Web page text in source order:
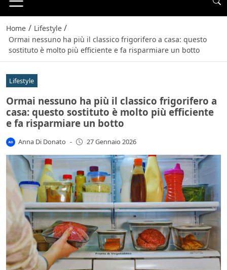
Home / Lifestyle /
Ormai nessuno ha più il classico frigorifero a casa: questo
sostituto è molto più efficiente e fa risparmiare un botto
Lifestyle
Ormai nessuno ha più il classico frigorifero a
casa: questo sostituto è molto più efficiente
e fa risparmiare un botto
Anna Di Donato - 27 Gennaio 2026